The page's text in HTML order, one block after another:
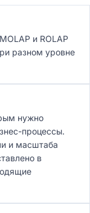
и ROLAP
разном уровне
нужно
процессы.
и масштаба
в